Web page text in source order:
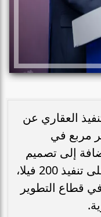
العقاري عن
120 ألف متر مربع في
إلى تصميم
أكثر من 1000 فيلا والإشراف على تنفيذ 200 فيلا،
قطاع التطوير